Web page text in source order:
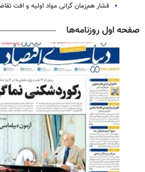
فشار هم‌زمان گرانی مواد اولیه و افت
صفحه اول روزنامه‌ها